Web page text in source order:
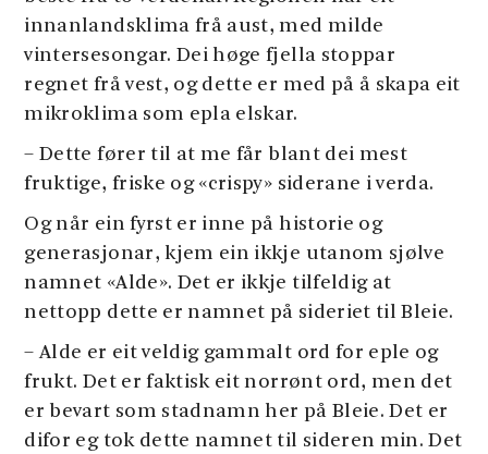
innanlandsklima frå aust, med milde
vintersesongar. Dei høge fjella stoppar
regnet frå vest, og dette er med på å skapa eit
mikroklima som epla elskar.
– Dette fører til at me får blant dei mest
fruktige, friske og «crispy» siderane i verda.
Og når ein fyrst er inne på historie og
generasjonar, kjem ein ikkje utanom sjølve
namnet «Alde». Det er ikkje tilfeldig at
nettopp dette er namnet på sideriet til Bleie.
– Alde er eit veldig gammalt ord for eple og
frukt. Det er faktisk eit norrønt ord, men det
er bevart som stadnamn her på Bleie. Det er
difor eg tok dette namnet til sideren min. Det